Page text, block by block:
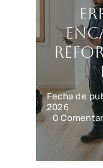
Fecha de
2026
0